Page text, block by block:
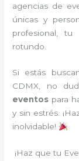
agencias de
únicas y
profesional,
rotundo.
Si estás
CDMX, no
eventos para
y sin estrés.
inolvidable!
¡Haz que tu